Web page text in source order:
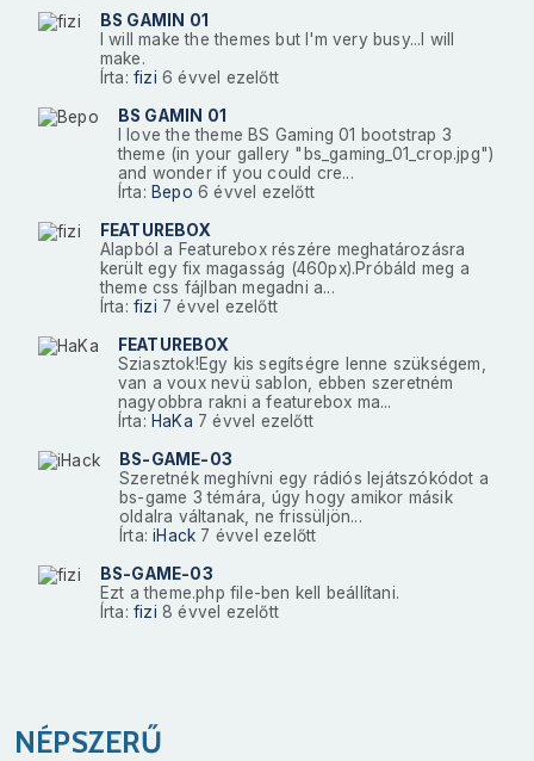
BS GAMIN 01
I will make the themes but I'm very busy...I will
make.
Írta:fizi 6 évvel ezelőtt
BS GAMIN 01
I love the theme BS Gaming 01 bootstrap 3
theme (in your gallery "bs_gaming_01_crop.jpg")
and wonder if you could cre...
Írta: Bepo 6 évvel ezelőtt
FEATUREBOX
Alapból a Featurebox részére meghatározásra
került egy fix magasság (460px).Próbáld meg a
theme css fájlban megadni a...
Írta:fizi 7 évvel ezelőtt
FEATUREBOX
Sziasztok!Egy kis segítségre lenne szükségem,
van a voux nevü sablon, ebben szeretném
nagyobbra rakni a featurebox ma...
Írta: HaKa 7 évvel ezelőtt
BS-GAME-03
Szeretnék meghívni egy rádiós lejátszókódot a
bs-game 3 témára, úgy hogy amikor másik
oldalra váltanak, ne frissüljön...
Írta:iHack 7 évvel ezelőtt
BS-GAME-03
Ezt a theme.php file-ben kell beállítani.
Írta:fizi 8 évvel ezelőtt
NÉPSZERŰ